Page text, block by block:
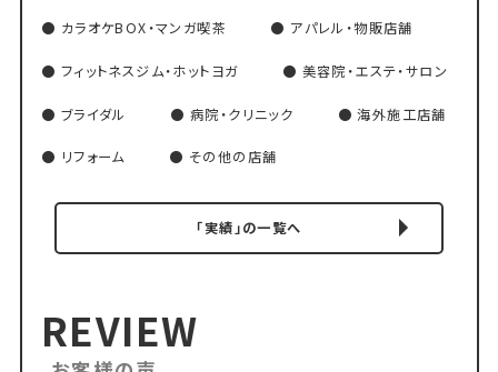
カラオケBOX・マンガ喫茶 アパレル・物販店舗
フィットネスジム・ホットヨガ 美容院・エステ・サロン
ブライダル 病院・クリニック 海外施工店舗
リフォーム その他の店舗
「実績」の一覧へ
REVIEW